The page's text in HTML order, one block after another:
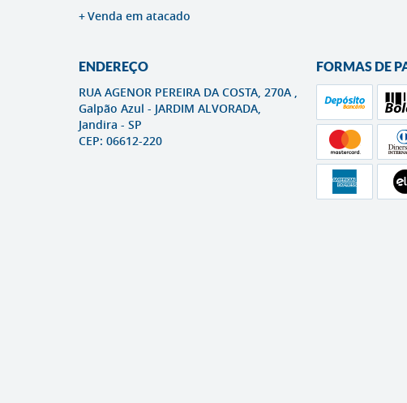
Venda em atacado
ENDEREÇO
RUA AGENOR PEREIRA DA COSTA, 270A ,
Galpão Azul - JARDIM ALVORADA,
Jandira - SP
CEP: 06612-220
FORMAS DE